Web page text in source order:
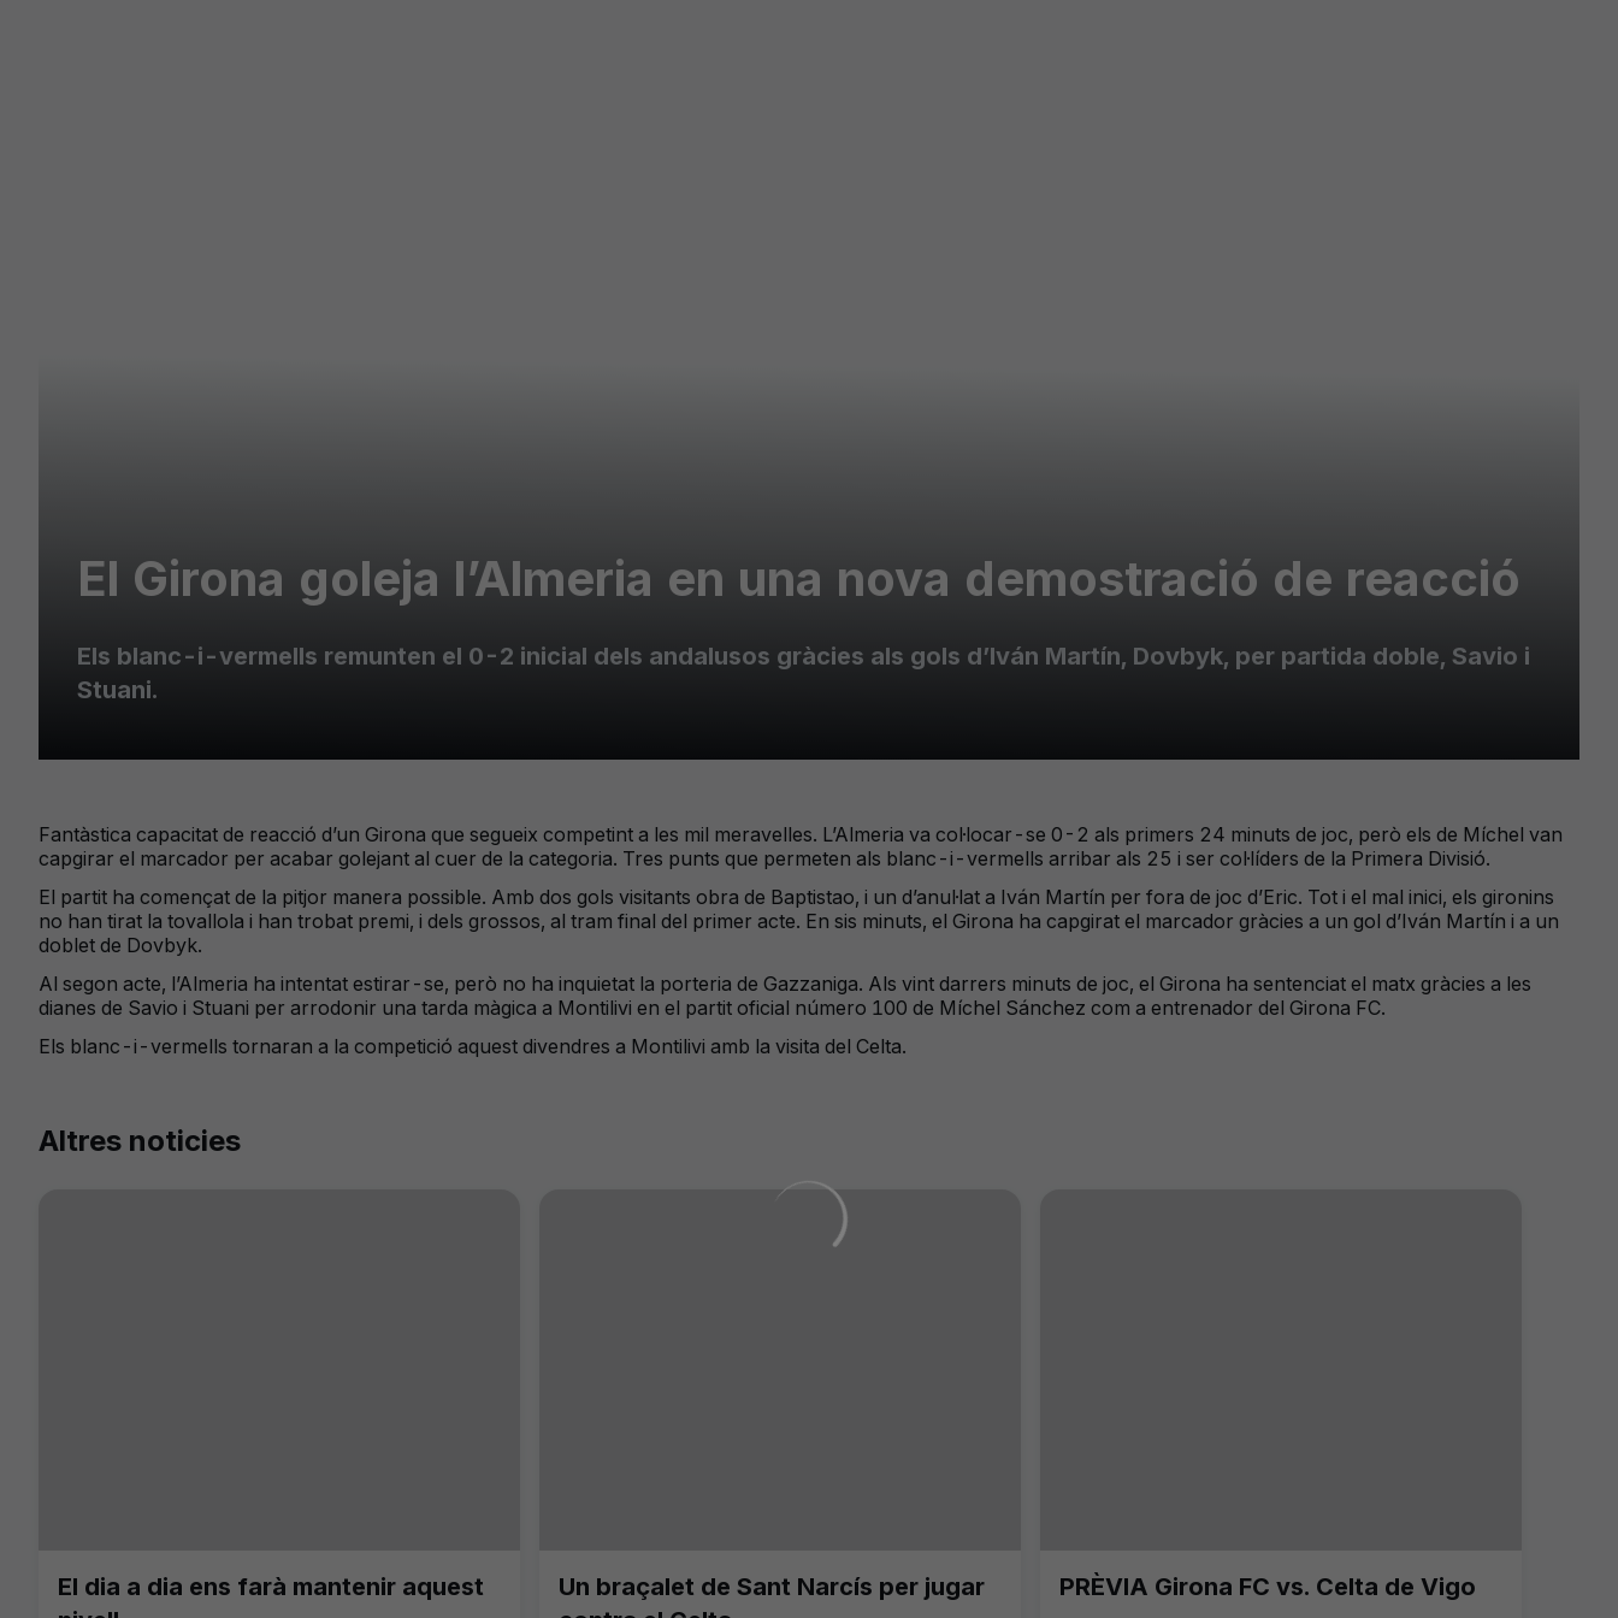
El Girona goleja l’Almeria en una nova demostració de reacció
Els blanc-i-vermells remunten el 0-2 inicial dels andalusos gràcies als gols d’Iván Martín, Dovbyk, per partida doble, Savio i
Stuani.
Fantàstica capacitat de reacció d’un Girona que segueix competint a les mil meravelles. L’Almeria va col·locar-se 0-2 als primers 24 minuts de joc, però els de Míchel van
capgirar el marcador per acabar golejant al cuer de la categoria. Tres punts que permeten als blanc-i-vermells arribar als 25 i ser col·líders de la Primera Divisió.
El partit ha començat de la pitjor manera possible. Amb dos gols visitants obra de Baptistao, i un d’anul·lat a Iván Martín per fora de joc d’Eric. Tot i el mal inici, els gironins
no han tirat la tovallola i han trobat premi, i dels grossos, al tram final del primer acte. En sis minuts, el Girona ha capgirat el marcador gràcies a un gol d’Iván Martín i a un
doblet de Dovbyk.
Al segon acte, l’Almeria ha intentat estirar-se, però no ha inquietat la porteria de Gazzaniga. Als vint darrers minuts de joc, el Girona ha sentenciat el matx gràcies a les
dianes de Savio i Stuani per arrodonir una tarda màgica a Montilivi en el partit oficial número 100 de Míchel Sánchez com a entrenador del Girona FC.
Els blanc-i-vermells tornaran a la competició aquest divendres a Montilivi amb la visita del Celta.
Altres noticies
El dia a dia ens farà mantenir aquest
Un braçalet de Sant Narcís per jugar
PRÈVIA Girona FC vs. Celta de Vigo